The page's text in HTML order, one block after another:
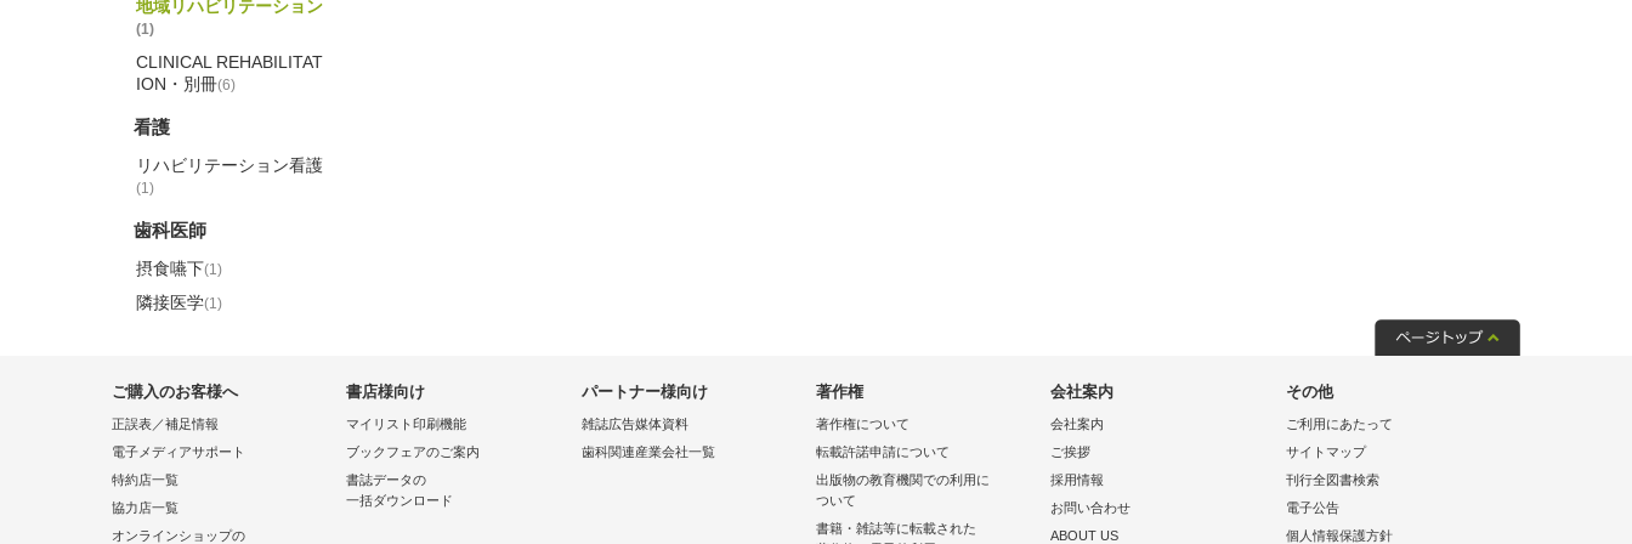
地域リハビリテーション
(1)
CLINICAL REHABILITAT
ION・別冊(6)
看護
リハビリテーション看護
(1)
歯科医師
摂食嚥下(1)
隣接医学(1)
ご購入のお客様へ
正誤表／補足情報
電子メディアサポート
特約店一覧
協力店一覧
オンラインショップの
書店様向け
マイリスト印刷機能
ブックフェアのご案内
書誌データの
一括ダウンロード
パートナー様向け
雑誌広告媒体資料
歯科関連産業会社一覧
著作権
著作権について
転載許諾申請について
出版物の教育機関での利用に
ついて
書籍・雑誌等に転載された
会社案内
会社案内
ご挨拶
採用情報
お問い合わせ
ABOUT US
その他
ご利用にあたって
サイトマップ
刊行全図書検索
電子公告
個人情報保護方針